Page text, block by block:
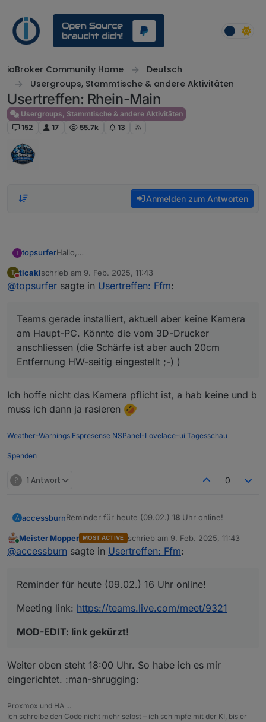
ioBroker Community Home
Deutsch
Usergroups, Stammtische & andere Aktivitäten
Usertreffen: Rhein-Main
Usergroups, Stammtische & andere Aktivitäten
152
17 55.7k 13
Anmelden zum Antworten
T topsurferHallo,
aus dem Odenwald und würde heute (und evtl. auch
beim realen Treffen) teilnehmen wollen.
dazuzuschalten....
Wenn jemand mir den Einladung-Link zusenden
würde, thx!
Teams gerade installiert, aktuell aber keine Kamera
am Haupt-PC. Könnte die vom 3D-Drucker
T
Nicht stören
ticakischrieb am 9. Feb. 2025, 11:43
zuletzt editiert von
@topsurfer sagte in Usertreffen: Ffm:
Teams gerade installiert, aktuell aber keine Kamera
am Haupt-PC. Könnte die vom 3D-Drucker
anschliessen (die Schärfe ist aber auch 20cm
Entfernung HW-seitig eingestellt ;-) )
Ich hoffe nicht das Kamera pflicht ist, a hab keine und b
muss ich dann ja rasieren
Weather-Warnings Espresense NSPanel-Lovelace-ui Tagesschau
Spenden
? 1 Antwort 0
A accessburnReminder für heute (09.02.) 18 Uhr online!
Meeting link:https://teams.live.com/meet/9321
Meister Mopper MOST ACTIVE schrieb am 9. Feb. 2025, 11:43
zuletzt editiert von
@accessburn sagte in Usertreffen: Ffm:
Reminder für heute (09.02.) 16 Uhr online!
Meeting link: https://teams.live.com/meet/9321
MOD-EDIT: link gekürzt!
Weiter oben steht 18:00 Uhr. So habe ich es mir
eingerichtet. :man-shrugging:
Proxmox und HA ...
Ich schreibe den Code nicht mehr selbst – ich schimpfe mit der KI, bis er